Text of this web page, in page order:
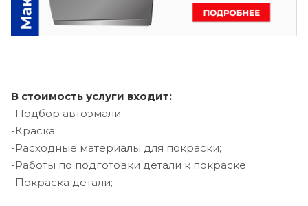
В стоимость услуги входит:
-Подбор автоэмали;
-Краска;
-Расходные материалы для покраски;
-Работы по подготовки детали к покраске;
-Покраска детали;